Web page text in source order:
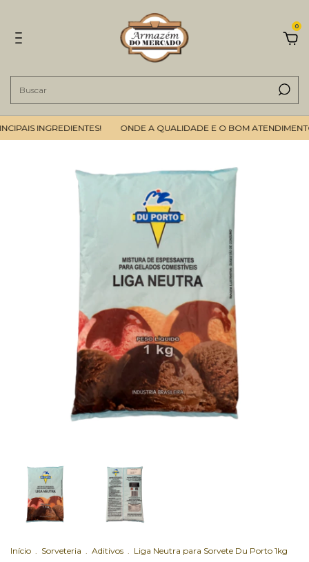
0
INGREDIENTES! ONDE A QUALIDADE E O BOM ATENDIMENTO
Início . Sorveteria . Aditivos . Liga Neutra para Sorvete Du Porto 1kg